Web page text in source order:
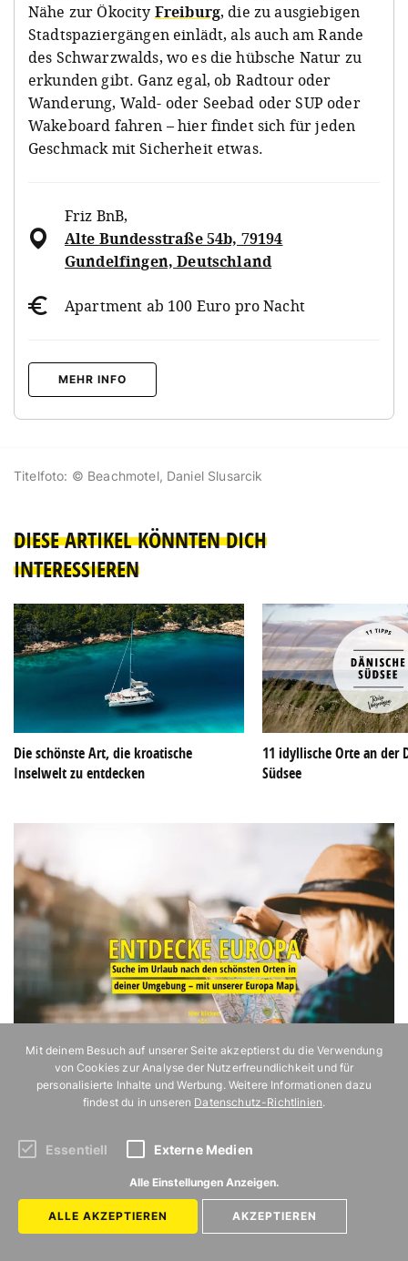
Nähe zur Ökocity Freiburg, die zu ausgiebigen
Stadtspaziergängen einlädt, als auch am Rande
des Schwarzwalds, wo es die hübsche Natur zu
erkunden gibt. Ganz egal, ob Radtour oder
Wanderung, Wald- oder Seebad oder SUP oder
Wakeboard fahren – hier findet sich für jeden
Geschmack mit Sicherheit etwas.
Friz BnB,
Alte Bundesstraße 54b, 79194
Gundelfingen, Deutschland
Apartment ab 100 Euro pro Nacht
MEHR INFO
Titelfoto: © Beachmotel, Daniel Slusarcik
DIESE ARTIKEL KÖNNTEN DICH
INTERESSIEREN
Die schönste Art, die kroatische
Inselwelt zu entdecken
11 idyllische Orte an der
Südsee
Mit deinem Besuch auf unserer Seite akzeptierst du die Verwendung
von Cookies zur Analyse der Nutzerfreundlichkeit und für
personalisierte Inhalte und Werbung. Weitere Informationen dazu
findest du in unseren Datenschutz-Richtlinien.
Essentiell Externe Medien
Alle Einstellungen Anzeigen.
ALLE AKZEPTIEREN AKZEPTIEREN